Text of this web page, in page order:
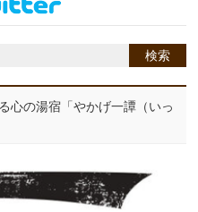
心の湯宿「やかげ一譚（いっ